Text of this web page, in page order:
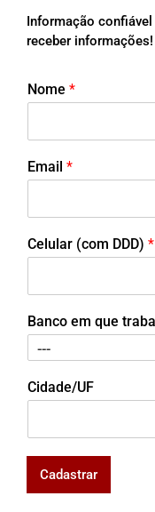
Informação
receber informações!
Nome *
Email *
Celular (com DDD) *
Banco em que
Cidade/UF
Cadastrar